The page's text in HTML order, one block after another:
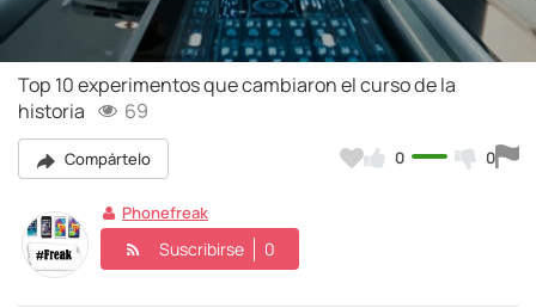
Video
Top 10 experimentos que cambiaron el curso de la
historia
69
Compártelo 0 0
Phonefreak
Suscribirse 0